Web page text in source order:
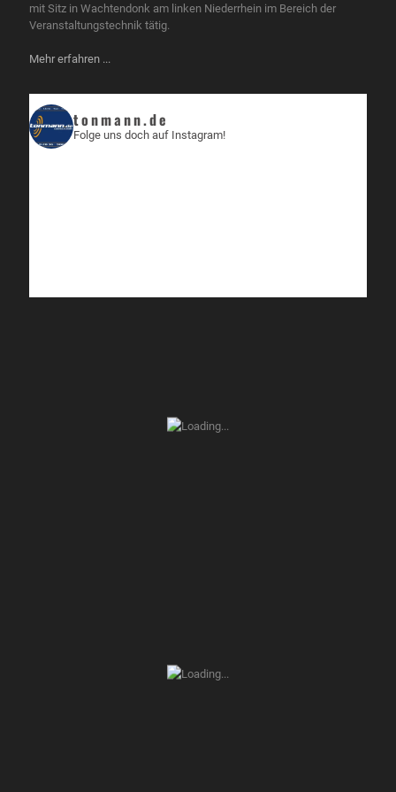
mit Sitz in Wachtendonk am linken Niederrhein im Bereich der
Veranstaltungstechnik tätig.
Mehr erfahren ...
tonmann.de
Folge uns doch auf Instagram!